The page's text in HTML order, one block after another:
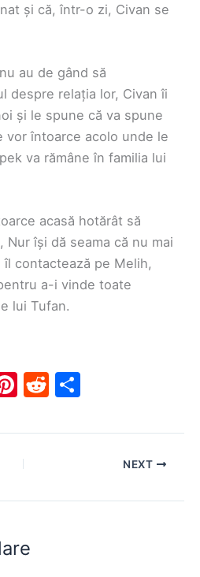
și că, într-o zi, Civan se
au de gând să
despre relația lor, Civan îi
și le spune că va spune
întoarce acolo unde le
va rămâne în familia lui
acasă hotărât să
își dă seama că nu mai
contactează pe Melih,
a-i vinde toate
lui Tufan.
Pi
er
e
R
d ar
NEXT